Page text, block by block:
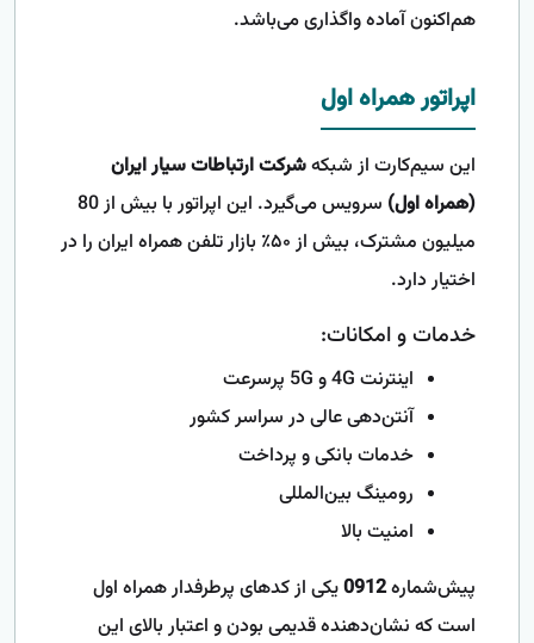
هم‌اکنون آماده واگذاری می‌باشد.
اپراتور همراه اول
این سیم‌کارت از شبکهشرکت ارتباطات سیار ایران
(همراه اول)
سرویس می‌گیرد. این اپراتور با بیش از 80
میلیون مشترک، بیش از ۵۰٪ بازار تلفن همراه ایران را در
اختیار دارد.
خدمات و امکانات:
اینترنت 4G و 5G پرسرعت
آنتن‌دهی عالی در سراسر کشور
خدمات بانکی و پرداخت
رومینگ بین‌المللی
امنیت بالا
پیش‌شماره0912یکی از کدهای پرطرفدار همراه اول
است که نشان‌دهنده قدیمی بودن و اعتبار بالای این